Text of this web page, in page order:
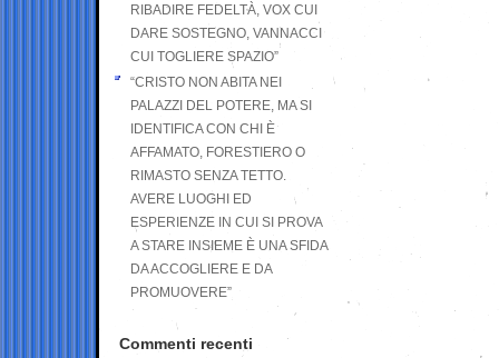
RIBADIRE FEDELTÀ, VOX CUI
DARE SOSTEGNO, VANNACCI
CUI TOGLIERE SPAZIO”
“CRISTO NON ABITA NEI
PALAZZI DEL POTERE, MA SI
IDENTIFICA CON CHI È
AFFAMATO, FORESTIERO O
RIMASTO SENZA TETTO.
AVERE LUOGHI ED
ESPERIENZE IN CUI SI PROVA
A STARE INSIEME È UNA SFIDA
DA ACCOGLIERE E DA
PROMUOVERE”
Commenti recenti